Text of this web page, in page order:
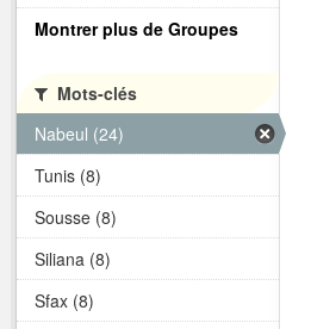
Montrer plus de Groupes
Mots-clés
Nabeul (24)
Tunis (8)
Sousse (8)
Siliana (8)
Sfax (8)